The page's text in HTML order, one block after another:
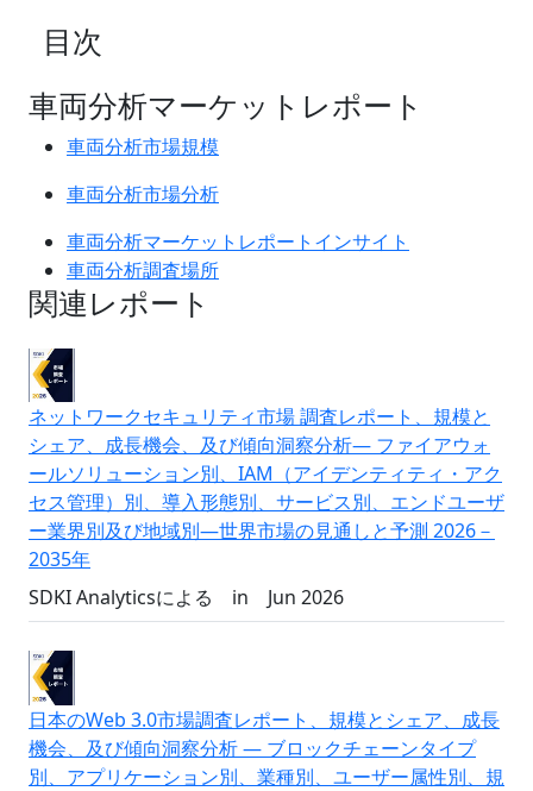
目次
車両分析マーケットレポート
車両分析市場規模
車両分析市場分析
車両分析マーケットレポートインサイト
車両分析調査場所
関連レポート
ネットワークセキュリティ市場 調査レポート、規模と
シェア、成長機会、及び傾向洞察分析― ファイアウォ
ールソリューション別、IAM（アイデンティティ・アク
セス管理）別、導入形態別、サービス別、エンドユーザ
ー業界別及び地域別―世界市場の見通しと予測 2026－
2035年
SDKI Analyticsによる
in Jun 2026
日本のWeb 3.0市場調査レポート、規模とシェア、成長
機会、及び傾向洞察分析 ― ブロックチェーンタイプ
別、アプリケーション別、業種別、ユーザー属性別、規